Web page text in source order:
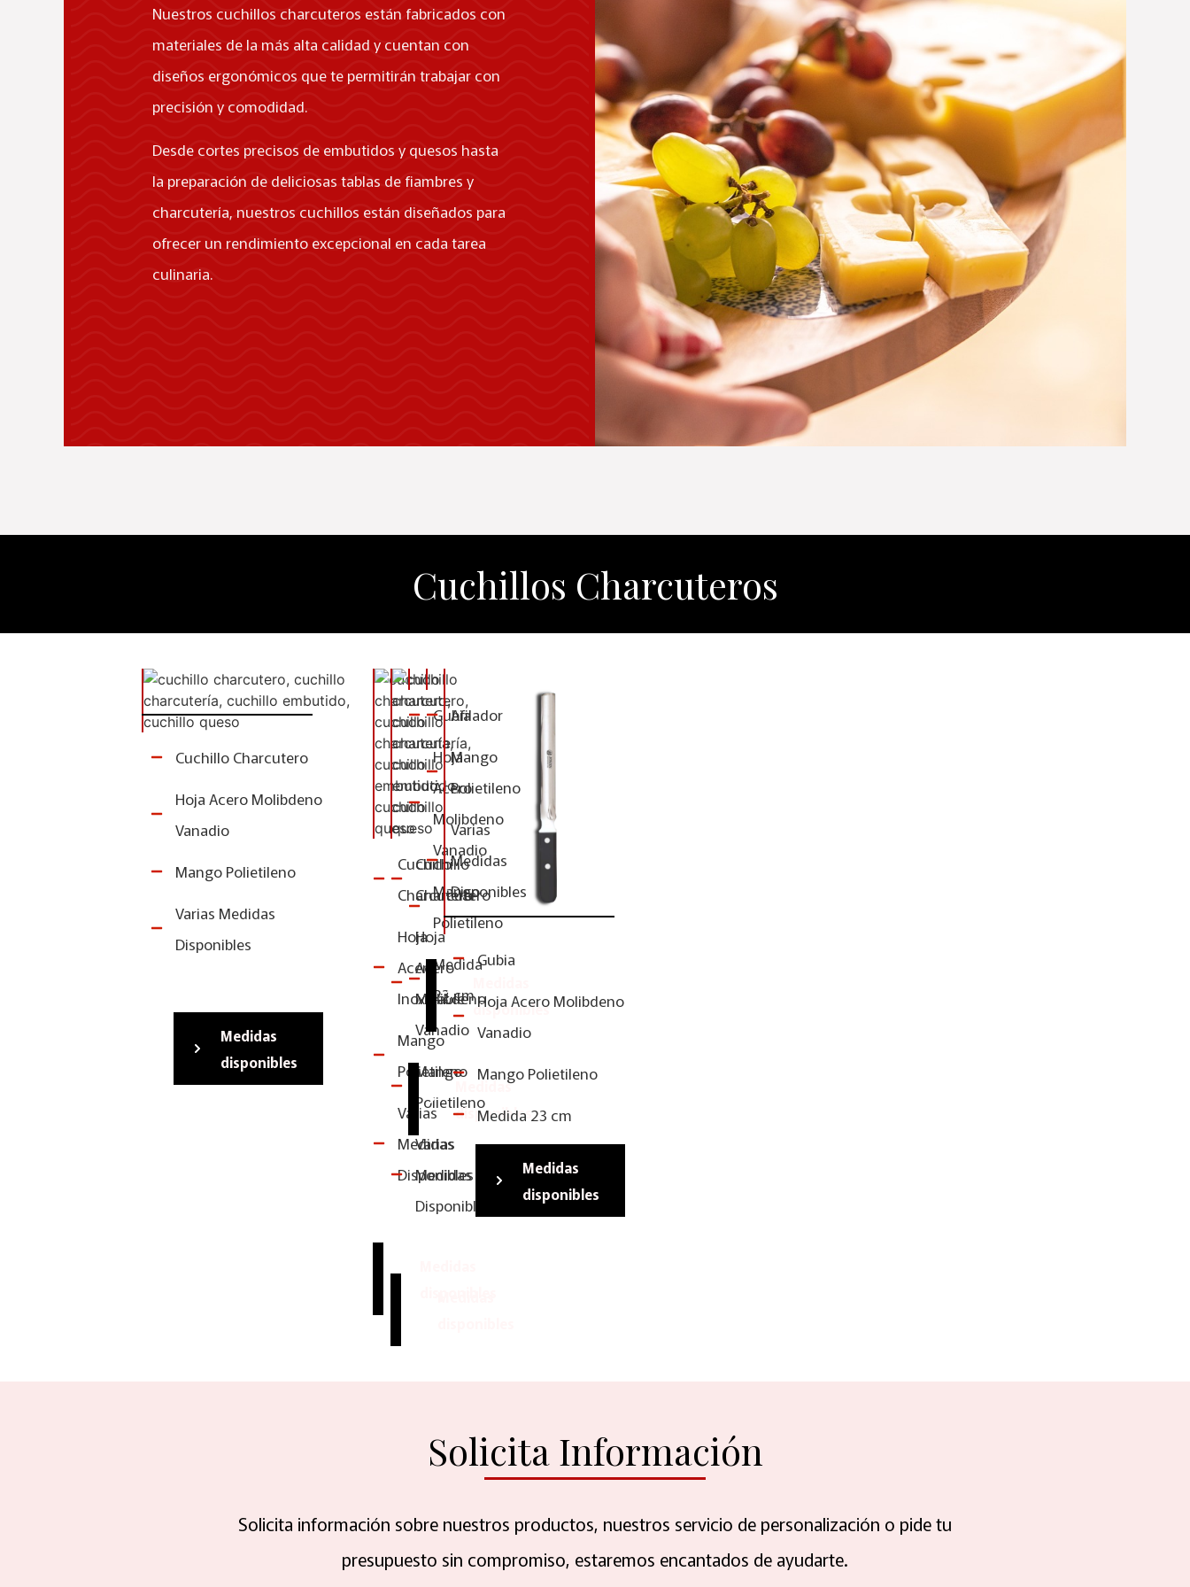
Nuestros cuchillos charcuteros están fabricados con
materiales de la más alta calidad y cuentan con
diseños ergonómicos que te permitirán trabajar con
precisión y comodidad.
Desde cortes precisos de embutidos y quesos hasta
la preparación de deliciosas tablas de fiambres y
charcutería, nuestros cuchillos están diseñados para
ofrecer un rendimiento excepcional en cada tarea
culinaria.
Cuchillos Charcuteros
Cuchillo Charcutero
Hoja Acero Molibdeno
Vanadio
Mango Polietileno
Varias Medidas
Disponibles
Medidas
disponibles
Cuchillo
Charcutero
Hoja
Acero
Inoxidable
Mango
Polietileno
Varias
Medidas
Disponibles
Cuchillo
Charcutero
Hoja
Acero
Molibdeno
Vanadio
Mango
Polietileno
Varias
Medidas
Disponibles
Gubia
Hoja
Acero
Molibdeno
Vanadio
Mango
Polietileno
Medida
23 cm
Medidas
disponibles
Afilador
Mango
Polietileno
Varias
Medidas
Disponibles
disponibles
Gubia
Hoja Acero Molibdeno
Vanadio
Mango Polietileno
Medida 23 cm
Medidas
disponibles
Solicita Información
Solicita información sobre nuestros productos, nuestros servicio de personalización o pide tu
presupuesto sin compromiso, estaremos encantados de ayudarte.